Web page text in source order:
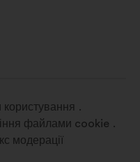
файлами cookie
модерації